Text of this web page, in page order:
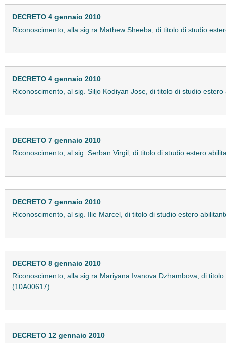
DECRETO 4 gennaio 2010
Riconoscimento, alla sig.ra Mathew Sheeba, di titolo di studio
DECRETO 4 gennaio 2010
Riconoscimento, al sig. Siljo Kodiyan Jose, di titolo di studio
DECRETO 7 gennaio 2010
Riconoscimento, al sig. Serban Virgil, di titolo di studio estero
DECRETO 7 gennaio 2010
Riconoscimento, al sig. Ilie Marcel, di titolo di studio estero
DECRETO 8 gennaio 2010
Riconoscimento, alla sig.ra Mariyana Ivanova Dzhambova, di
(10A00617)
DECRETO 12 gennaio 2010